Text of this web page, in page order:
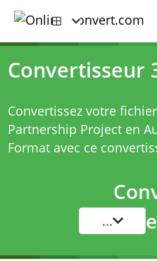
Convertisseur
Convertissez votre
Partnership Project en
Format avec ce
...